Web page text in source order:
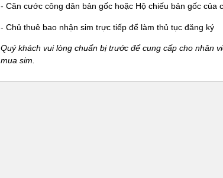
- Căn cước công dân bản gốc hoặc Hộ chiếu bản gốc của
- Chủ thuê bao nhận sim trực tiếp để làm thủ tục đăng ký
Quý khách vui lòng chuẩn bị trước để cung cấp cho nhân
mua sim.